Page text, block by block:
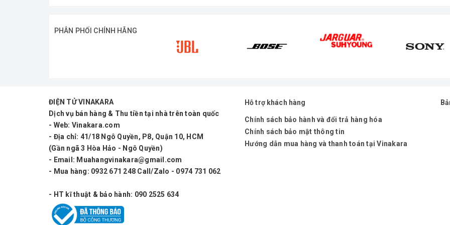
Âm thanh trong trẻo, rõ ràng
Là dòng micro có dây cao cấp, được trang bị khả năng hút âm tốt vượt trội trong dòng micro có
thống điều chỉnh âm tiên tiến, Micro này giúp giọng hát karaoke của bạn được phát ra trong trẻo,
PHÂN PHỐI CHÍNH HÃNG
ĐIỆN TỬ VINAKARA
Dịch vụ bán hàng & Thu tiền tại nhà trên toàn quốc
- Web: Vinakara.com
- Địa chỉ: 41/18 Ngô Quyền, P8, Quận 10, HCM
(Gần ngã 3 Hòa Hảo - Ngô Quyền)
- Email: Muahangvinakara@gmail.com
- Mua hàng: 0932 671 248 Call/Zalo - 0974 731 062
- HT kĩ thuật & bảo hành: 090 2525 634
Hỗ trợ khách hàng
Chính sách bảo hành và đổi trả hàng hóa
Chính sách bảo mật thông tin
Hướng dẫn mua hàng và thanh toán tại Vinakara